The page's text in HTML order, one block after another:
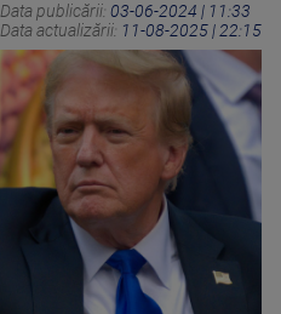
Data publicării: 03-06-2024 | 11:33
Data actualizării: 11-08-2025 | 22:15